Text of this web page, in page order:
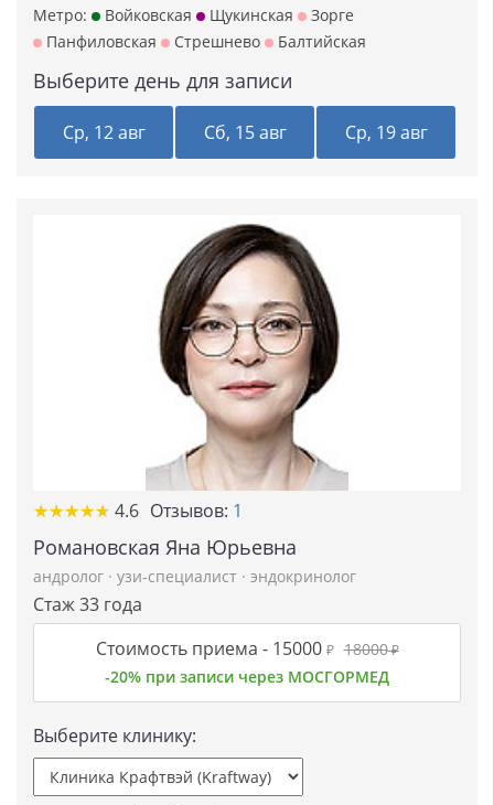
Метро: Войковская Щукинская
Зорге
Панфиловская
Стрешнево Балтийская
Выберите день для записи
Ср, 12 авг Сб, 15 авг Ср, 19 авг
★★★★★
★★★★★ 4.6 Отзывов: 1
Романовская Яна Юрьевна
андролог · узи-специалист · эндокринолог
Стаж 33 года
Стоимость приема -15000 ₽ 18000₽
-20% при записи через МОСГОРМЕД
Выберите клинику: